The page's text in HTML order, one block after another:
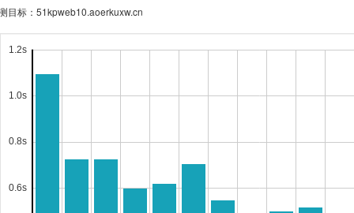
目标： 51kpweb10.aoerkuxw.cn